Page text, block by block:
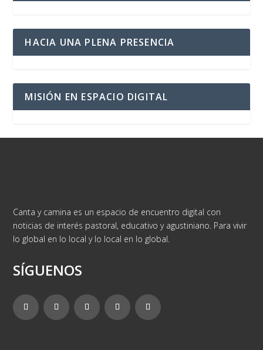
HACIA UNA PLENA PRESENCIA
MISIÓN EN ESPACIO DIGITAL
Canta y camina es un espacio de encuentro digital con
noticias de interés pastoral, educativo y agustiniano. Para vivir
lo global en lo local y lo local en lo global.
SÍGUENOS